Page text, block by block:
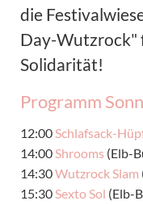
die
Day-Wutzrock"
Solidarität!
Programm
12:00Schlafsack-
14:00Shrooms (Elb-
14:30Wutzrock Slam
15:30Sexto Sol (Elb-